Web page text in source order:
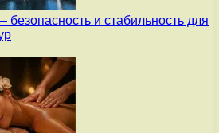
и стабильность для